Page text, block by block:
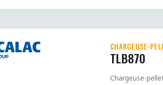
CHARGEUSE-
TLB870
Chargeuse-